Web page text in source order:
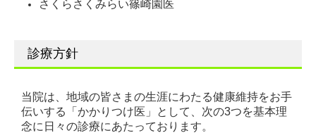
さくらさくみらい篠崎園医
診療方針
当院は、地域の皆さまの生涯にわたる健康維持をお手
伝いする「かかりつけ医」として、次の3つを基本理
念に日々の診療にあたっております。